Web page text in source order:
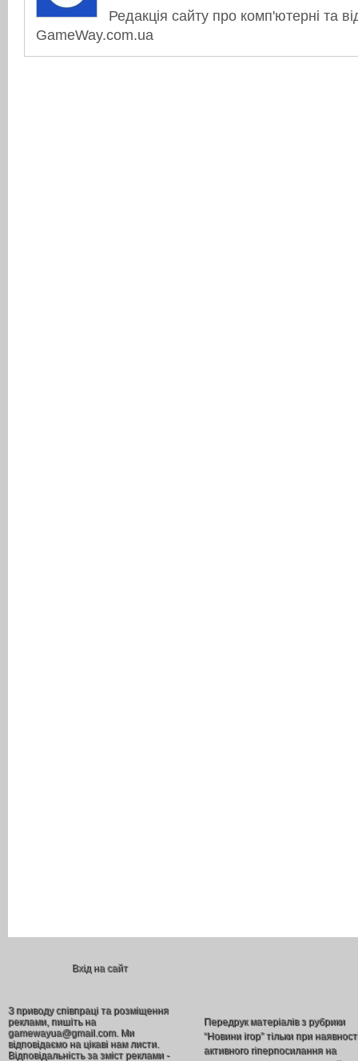
Редакція сайту про комп'ютерні та
GameWay.com.ua
Вхід на сайт
З приводу співпраці та розміщення
реклами, пишіть на
gamewayua@gmail.com. Ми
відповідаємо на цікаві нам листи.
Відповідальність за зміст реклами -
Передрук матеріалів з рубрики
“Новини ігор” тільки при
активного гіперпосилання на